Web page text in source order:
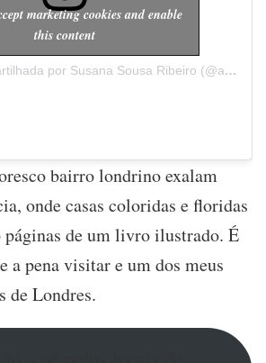
Uma publicação partilhada por Susana Sousa Ribeiro (@a.cachopa)
marketing cookies and enable
this content
bairro londrino exalam
onde casas coloridas e floridas
páginas de um livro ilustrado. É
a pena visitar e um dos meus
de Londres.